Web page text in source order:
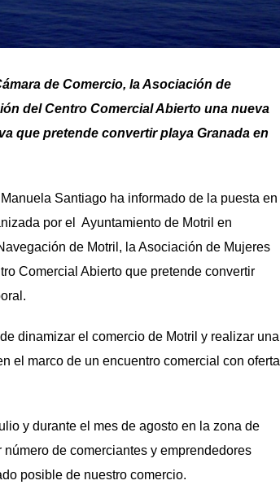
de Comercio, la Asociación de
del Centro Comercial Abierto una nueva
que pretende convertir playa Granada en
Santiago ha informado de la puesta en
por el Ayuntamiento de Motril en
de Motril, la Asociación de Mujeres
Comercial Abierto que pretende convertir
dinamizar el comercio de Motril y realizar una
el marco de un encuentro comercial con oferta
y durante el mes de agosto en la zona de
de comerciantes y emprendedores
posible de nuestro comercio.